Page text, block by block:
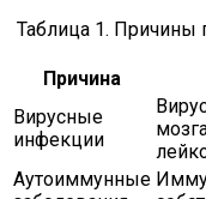
Таблица 1. Причины
Причина
Вирусные
инфекции
Аутоиммунные